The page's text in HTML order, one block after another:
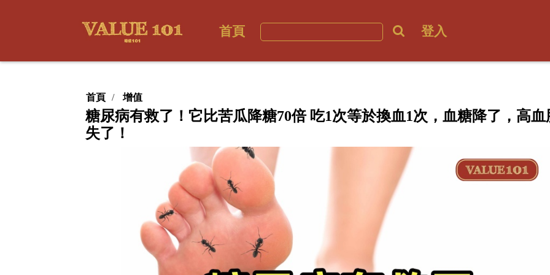
首頁 登入
首頁 增值
糖尿病有救了！它比苦瓜降糖70倍 吃1次等於換血1次，血糖降了，高血
失了！